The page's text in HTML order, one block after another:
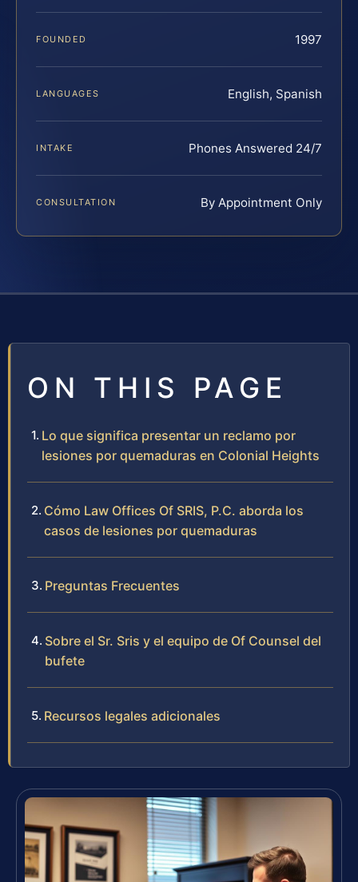
FOUNDED 1997
LANGUAGES English, Spanish
INTAKE Phones Answered 24/7
CONSULTATION By Appointment Only
ON THIS PAGE
Lo que significa presentar un reclamo por
lesiones por quemaduras en Colonial Heights
Cómo Law Offices Of SRIS, P.C. aborda los
casos de lesiones por quemaduras
Preguntas Frecuentes
Sobre el Sr. Sris y el equipo de Of Counsel del
bufete
Recursos legales adicionales